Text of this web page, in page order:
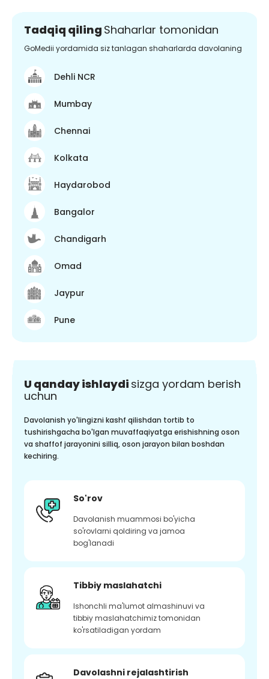
Tadqiq qiling Shaharlar tomonidan
GoMedii yordamida siz tanlagan shaharlarda davolaning
Dehli NCR
Mumbay
Chennai
Kolkata
Haydarobod
Bangalor
Chandigarh
Omad
Jaypur
Pune
U qanday ishlaydi sizga yordam berish
uchun
Davolanish yo'lingizni kashf qilishdan tortib to
tushirishgacha bo'lgan muvaffaqiyatga erishishning oson
va shaffof jarayonini silliq, oson jarayon bilan boshdan
kechiring.
So'rov
Davolanish muammosi bo'yicha
so'rovlarni qoldiring va jamoa
bog'lanadi
Tibbiy maslahatchi
Ishonchli ma'lumot almashinuvi va
tibbiy maslahatchimiz tomonidan
ko'rsatiladigan yordam
Davolashni rejalashtirish